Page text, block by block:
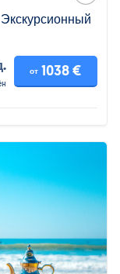
от 1038 €